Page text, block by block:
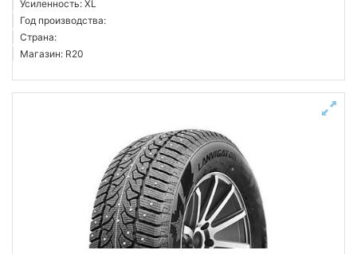
Усиленность: XL
Год производства:
Страна:
Магазин: R20